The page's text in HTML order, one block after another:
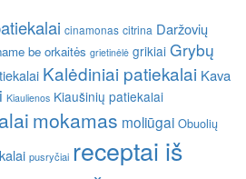
cinamonas citrina Daržovių
be orkaitės grietinėlė grikiai Grybų
Kalėdiniai patiekalai Kava
Kiaulienos Kiaušinių patiekalai
mokamas moliūgai Obuolių
pusryčiai receptai iš